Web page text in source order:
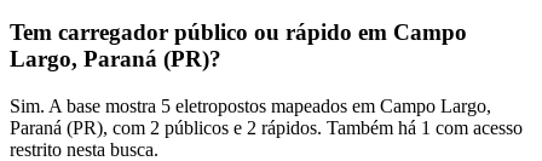
Tem carregador público ou rápido em Campo
Largo, Paraná (PR)?
Sim. A base mostra 5 eletropostos mapeados em Campo Largo,
Paraná (PR), com 2 públicos e 2 rápidos. Também há 1 com acesso
restrito nesta busca.